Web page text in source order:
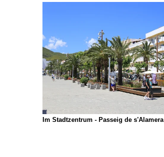
Im Stadtzentrum - Passeig de s'Alamera